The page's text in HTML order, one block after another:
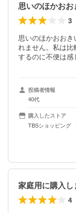
3
思いのほかおお
れません。私は比
するのに不便は感
投稿者情報
40代
購入したストア
TBSショッピング
4